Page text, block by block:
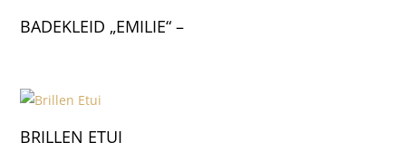
BADEKLEID „EMILIE“ –
BRILLEN ETUI